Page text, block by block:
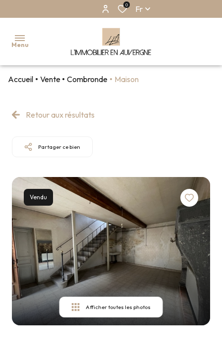
0 Fr
Menu
BIENS
NOS
NOS
BIENS
VENDUS
ESTIMER
VOTRE
BIEN
CONTACT
Accueil Vente Combronde Maison
Retour aux résultats
Partager ce bien
Vendu
Afficher toutes les photos